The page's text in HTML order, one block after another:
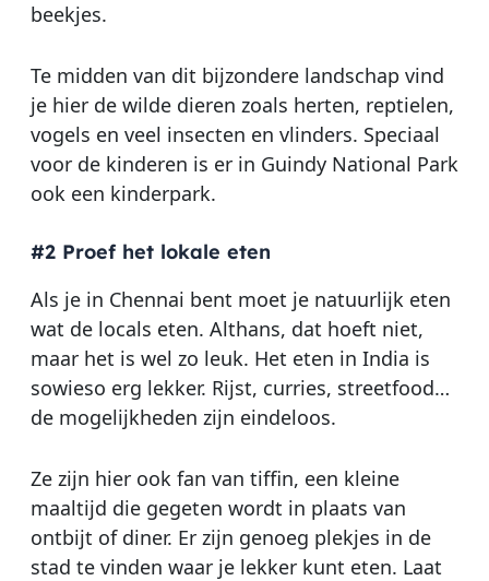
beekjes.
Te midden van dit bijzondere landschap vind
je hier de wilde dieren zoals herten, reptielen,
vogels en veel insecten en vlinders. Speciaal
voor de kinderen is er in Guindy National Park
ook een kinderpark.
#2 Proef het lokale eten
Als je in Chennai bent moet je natuurlijk eten
wat de locals eten. Althans, dat hoeft niet,
maar het is wel zo leuk. Het eten in India is
sowieso erg lekker. Rijst, curries, streetfood…
de mogelijkheden zijn eindeloos.
Ze zijn hier ook fan van tiffin, een kleine
maaltijd die gegeten wordt in plaats van
ontbijt of diner. Er zijn genoeg plekjes in de
stad te vinden waar je lekker kunt eten. Laat